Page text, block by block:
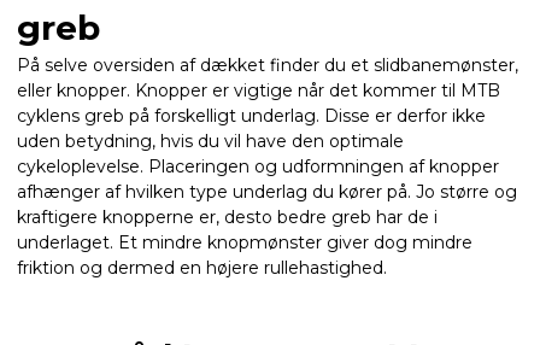
greb
På selve oversiden af dækket finder du et slidbanemønster,
eller knopper. Knopper er vigtige når det kommer til MTB
cyklens greb på forskelligt underlag. Disse er derfor ikke
uden betydning, hvis du vil have den optimale
cykeloplevelse. Placeringen og udformningen af knopper
afhænger af hvilken type underlag du kører på. Jo større og
kraftigere knopperne er, desto bedre greb har de i
underlaget. Et mindre knopmønster giver dog mindre
friktion og dermed en højere rullehastighed.